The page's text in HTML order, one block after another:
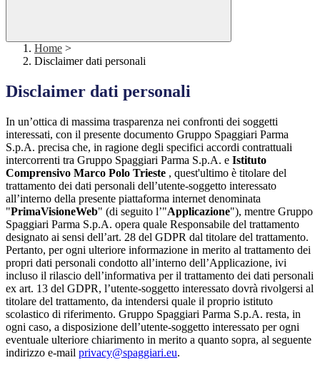
Home >
Disclaimer dati personali
Disclaimer dati personali
In un’ottica di massima trasparenza nei confronti dei soggetti
interessati, con il presente documento Gruppo Spaggiari Parma
S.p.A. precisa che, in ragione degli specifici accordi contrattuali
intercorrenti tra Gruppo Spaggiari Parma S.p.A. e Istituto
Comprensivo Marco Polo Trieste , quest'ultimo è titolare del
trattamento dei dati personali dell’utente-soggetto interessato
all’interno della presente piattaforma internet denominata
"PrimaVisioneWeb" (di seguito l’"Applicazione"), mentre Gruppo
Spaggiari Parma S.p.A. opera quale Responsabile del trattamento
designato ai sensi dell’art. 28 del GDPR dal titolare del trattamento.
Pertanto, per ogni ulteriore informazione in merito al trattamento dei
propri dati personali condotto all’interno dell’Applicazione, ivi
incluso il rilascio dell’informativa per il trattamento dei dati personali
ex art. 13 del GDPR, l’utente-soggetto interessato dovrà rivolgersi al
titolare del trattamento, da intendersi quale il proprio istituto
scolastico di riferimento. Gruppo Spaggiari Parma S.p.A. resta, in
ogni caso, a disposizione dell’utente-soggetto interessato per ogni
eventuale ulteriore chiarimento in merito a quanto sopra, al seguente
indirizzo e-mail privacy@spaggiari.eu.